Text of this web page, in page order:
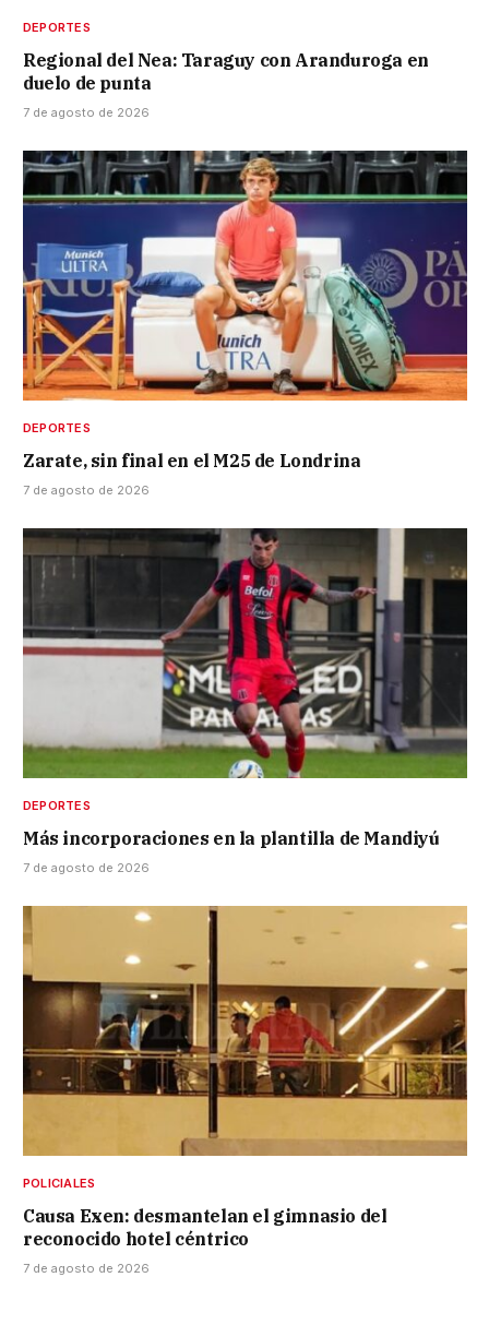
DEPORTES
Regional del Nea: Taraguy con Aranduroga en
duelo de punta
7 de agosto de 2026
DEPORTES
Zarate, sin final en el M25 de Londrina
7 de agosto de 2026
DEPORTES
Más incorporaciones en la plantilla de Mandiyú
7 de agosto de 2026
POLICIALES
Causa Exen: desmantelan el gimnasio del
reconocido hotel céntrico
7 de agosto de 2026